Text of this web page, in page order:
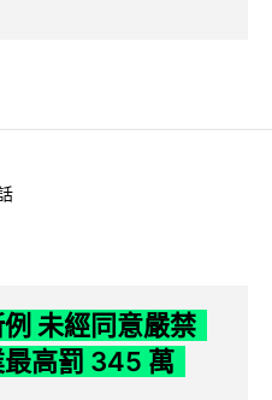
未經同意嚴禁
高罰 345 萬